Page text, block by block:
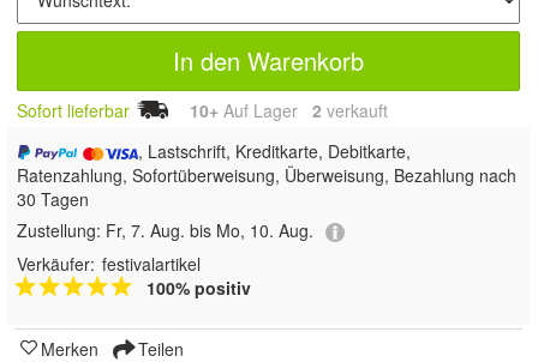
In den Warenkorb
Sofort lieferbar 10+ Auf Lager 2 verkauft
, Lastschrift, Kreditkarte, Debitkarte,
Ratenzahlung, Sofortüberweisung, Überweisung, Bezahlung nach
30 Tagen
Zustellung: Fr, 7. Aug. bis Mo, 10. Aug.
Verkäufer: festivalartikel
100% positiv
Merken Teilen